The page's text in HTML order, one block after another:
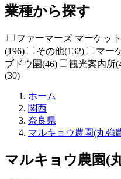
業種から探す
ファーマーズ マーケッ
(196)
その他(132) マー
ブドウ園(46)
観光案内所
(30)
ホーム
ね
と
関西
奈良県
マルキョウ農園(丸強
マルキョウ農園(